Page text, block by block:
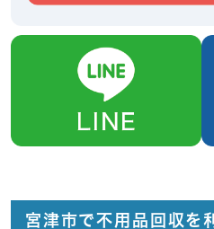
宮津市で不用品回収を